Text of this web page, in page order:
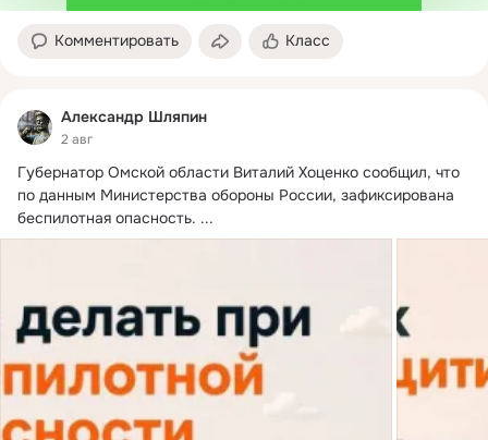
Комментировать Класс
Александр Шляпин
2 авг
Губернатор Омской области Виталий Хоценко сообщил, что
по данным Министерства обороны России, зафиксирована
беспилотная опасность. ...